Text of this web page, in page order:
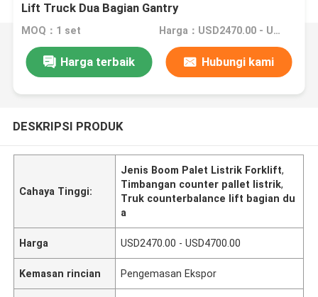
Lift Truck Dua Bagian Gantry
MOQ：1 set Harga：USD2470.00 - USD4700.00
Harga terbaik Hubungi kami
DESKRIPSI PRODUK
Cahaya Tinggi:
Jenis Boom Palet Listrik Forklift,
Timbangan counter pallet listrik,
Truk counterbalance lift bagian du
a
Harga USD2470.00 - USD4700.00
Kemasan rincian Pengemasan Ekspor